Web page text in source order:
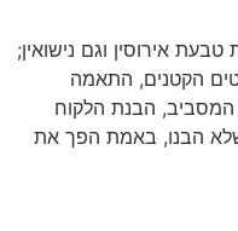
אירוסין וגם נישואין;
הקטנים, התאמה
הבנת הלקוח
הבנו, באמת הפך את